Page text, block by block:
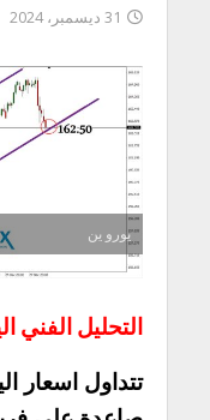
31 ديسمبر، 2024
يورو ين
التحليل الفني
تتداول اسعار